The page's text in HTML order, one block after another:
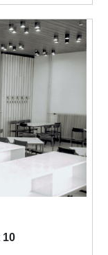
10